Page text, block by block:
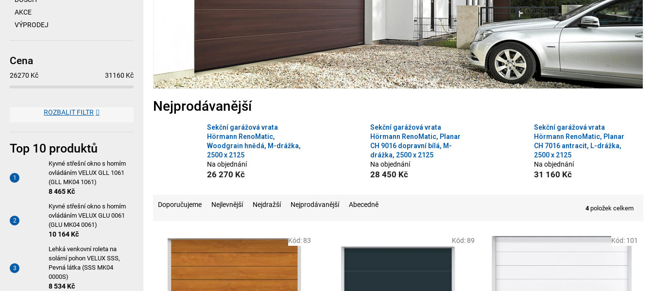
AKCE
VÝPRODEJ
Cena
26270 Kč 31160 Kč
ROZBALIT FILTR
Top 10 produktů
Kyvné střešní okno s horním
ovládáním VELUX GLL 1061
(GLL MK04 1061)
8 465 Kč
Kyvné střešní okno s horním
ovládáním VELUX GLU 0061
(GLU MK04 0061)
10 164 Kč
Lehká venkovní roleta na
solární pohon VELUX SSS,
Pevná látka (SSS MK04
0000S)
8 534 Kč
Nejprodávanější
Sekční garážová vrata
Hörmann RenoMatic,
Woodgrain hnědá, M-drážka,
2500 x 2125
Na objednání
26 270 Kč
Sekční garážová vrata
Hörmann RenoMatic, Planar
CH 9016 dopravní bílá, M-
drážka, 2500 x 2125
Na objednání
28 450 Kč
Sekční garážová vrata
Hörmann RenoMatic, Planar
CH 7016 antracit, L-drážka,
2500 x 2125
Na objednání
31 160 Kč
Ř
Doporučujeme Nejlevnější Nejdražší Nejprodávanější Abecedně 4položek celkem
Kód: 83 Kód: 89 Kód: 101